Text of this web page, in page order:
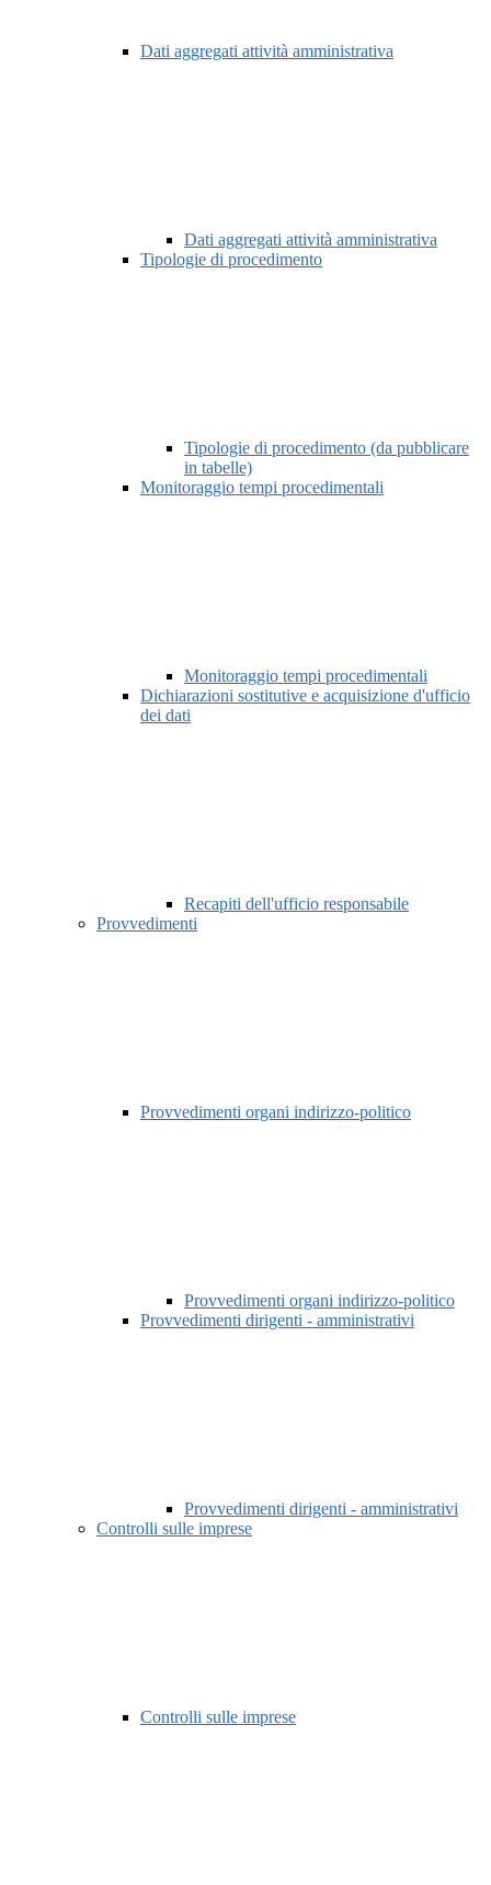
Dati aggregati attività amministrativa
Dati aggregati attività amministrativa
Tipologie di procedimento
Tipologie di procedimento (da pubblicare
in tabelle)
Monitoraggio tempi procedimentali
Monitoraggio tempi procedimentali
Dichiarazioni sostitutive e acquisizione d'ufficio
dei dati
Recapiti dell'ufficio responsabile
Provvedimenti
Provvedimenti organi indirizzo-politico
Provvedimenti organi indirizzo-politico
Provvedimenti dirigenti - amministrativi
Provvedimenti dirigenti - amministrativi
Controlli sulle imprese
Controlli sulle imprese